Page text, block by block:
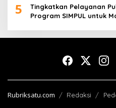
5
Tingkatkan Pelayanan
Program SIMPUL untuk
Rubriksatu.com Redaksi